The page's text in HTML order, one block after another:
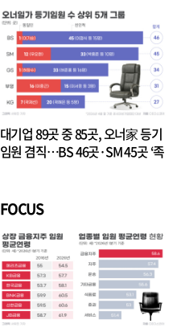
대기업 89곳 중 85곳, 오너家 등기
임원 겸직…BS 46곳·SM 45곳 ‘족
FOCUS